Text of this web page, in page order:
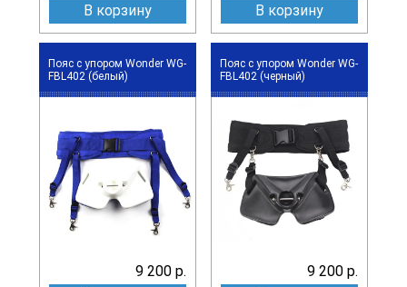
В корзину
В корзину
Пояс с упором Wonder WG-
FBL402 (белый)
9 200 р.
Пояс с упором Wonder WG-
FBL402 (черный)
9 200 р.